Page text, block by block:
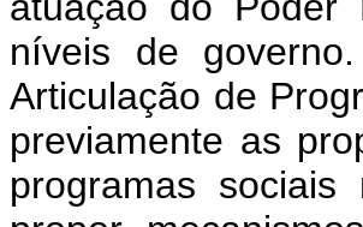
níveis de
Articulação de
previamente as
programas